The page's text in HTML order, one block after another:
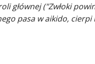
głównej ("Zwłoki
pasa w aikido,